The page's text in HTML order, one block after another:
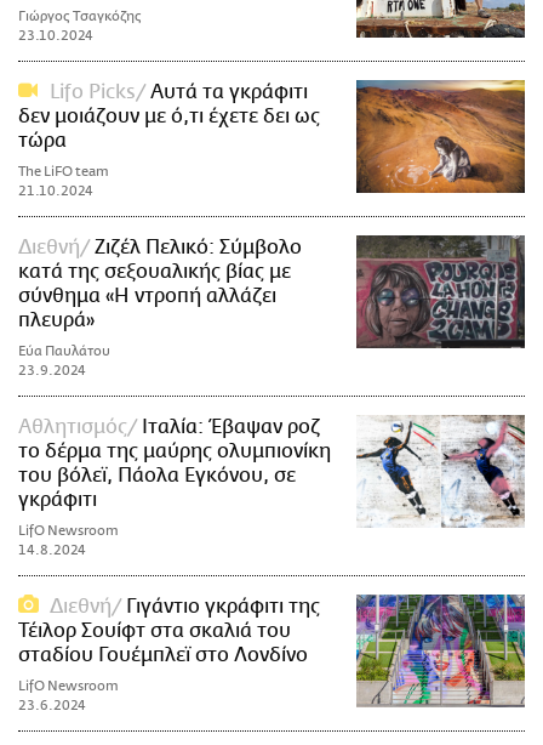
Γιώργος Τσαγκόζης
23.10.2024
Lifo Picks
Αυτά τα γκράφιτι
δεν μοιάζουν με ό,τι έχετε δει ως
τώρα
The LiFO team
21.10.2024
Διεθνή
Ζιζέλ Πελικό: Σύμβολο
κατά της σεξουαλικής βίας με
σύνθημα «Η ντροπή αλλάζει
πλευρά»
Εύα Παυλάτου
23.9.2024
Αθλητισμός
Ιταλία: Έβαψαν ροζ
το δέρμα της μαύρης ολυμπιονίκη
του βόλεϊ, Πάολα Εγκόνου, σε
γκράφιτι
LifO Newsroom
14.8.2024
Διεθνή
Γιγάντιο γκράφιτι της
Τέιλορ Σουίφτ στα σκαλιά του
σταδίου Γουέμπλεϊ στο Λονδίνο
LifO Newsroom
23.6.2024